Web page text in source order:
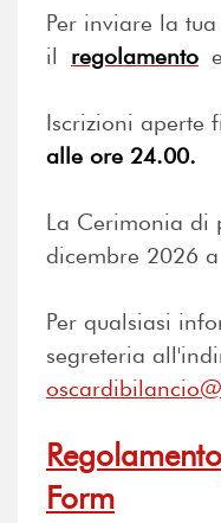
Per inviare la
il regolamento e
Iscrizioni aperte
alle ore 24.00.
La Cerimonia di
dicembre 2026 a
Per qualsiasi
segreteria
Regolamento
Form